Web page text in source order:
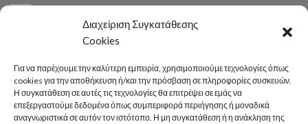
Διαχείριση Συγκατάθεσης
Cookies
Για να παρέχουμε την καλύτερη εμπειρία, χρησιμοποιούμε τεχνολογίες όπως
cookies για την αποθήκευση ή/και την πρόσβαση σε πληροφορίες συσκευών.
Η συγκατάθεση σε αυτές τις τεχνολογίες θα επιτρέψει σε εμάς να
επεξεργαστούμε δεδομένα όπως συμπεριφορά περιήγησης ή μοναδικά
αναγνωριστικά σε αυτόν τον ιστότοπο. Η μη συγκατάθεση ή η ανάκληση της
Αναζήτηση